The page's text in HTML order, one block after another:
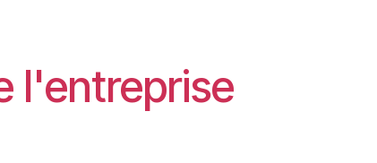
l'entreprise